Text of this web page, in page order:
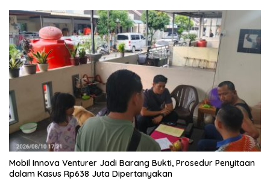
Mobil Innova Venturer Jadi Barang Bukti, Prosedur Penyitaan
dalam Kasus Rp638 Juta Dipertanyakan